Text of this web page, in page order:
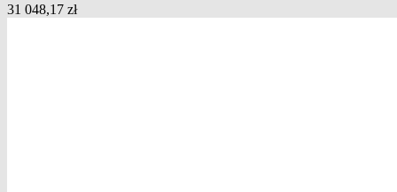
31 048,17 zł